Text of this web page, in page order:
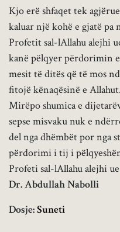
Kjo erë shfaqet tek
kaluar një kohë e gjatë pa
Profetit sal-lAllahu alejhi
kanë pëlqyer përdorimin
mesit të ditës që të mos
fitojë kënaqësinë e Allahut.
Mirëpo shumica e
sepse misvaku nuk e
del nga dhëmbët por nga
përdorimi i tij i
Profeti sal-lAllahu alejhi
Dr. Abdullah Nabolli
Dosje:Suneti